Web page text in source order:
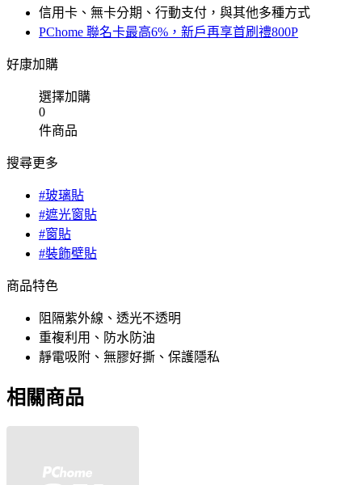
信用卡、無卡分期、行動支付，與其他多種方式
PChome 聯名卡最高6%，新戶再享首刷禮800P
好康加購
選擇加購
0
件商品
搜尋更多
#玻璃貼
#遮光窗貼
#窗貼
#裝飾壁貼
商品特色
阻隔紫外線、透光不透明
重複利用、防水防油
靜電吸附、無膠好撕、保護隱私
相關商品